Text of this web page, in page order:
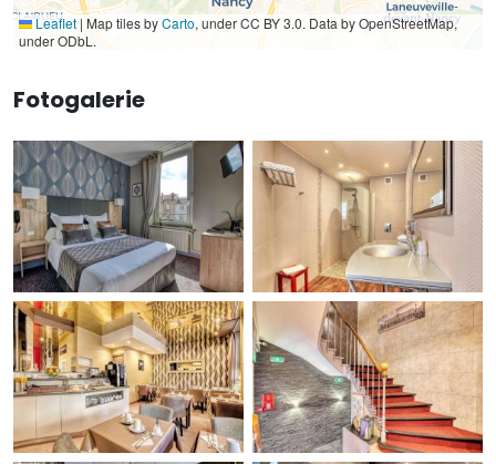
Leaflet | Map tiles byCarto, under CC BY 3.0. Data by OpenStreetMap,
under ODbL.
Fotogalerie